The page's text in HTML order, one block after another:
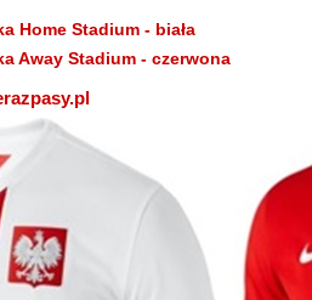
Home Stadium - biała
Away Stadium - czerwona